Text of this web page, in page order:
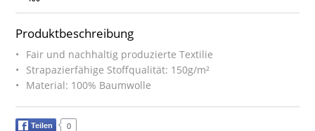
Produktbeschreibung
Fair und nachhaltig produzierte Textilie
Strapazierfähige Stoffqualität: 150g/m²
Material: 100% Baumwolle
Teilen 0